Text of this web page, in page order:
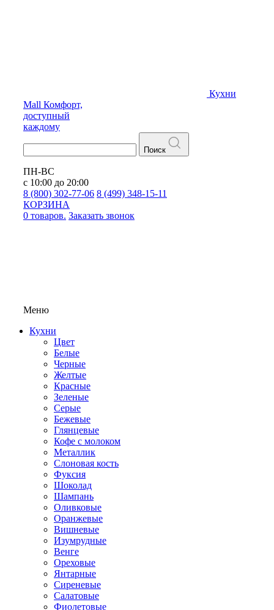
Кухни
Mall Комфорт,
доступный
каждому
Поиск
ПН-ВС
с 10:00 до 20:00
8 (800) 302-77-06 8 (499) 348-15-11
КОРЗИНА
0 товаров. Заказать звонок
Меню
Кухни
Цвет
Белые
Черные
Желтые
Красные
Зеленые
Серые
Бежевые
Глянцевые
Кофе с молоком
Металлик
Слоновая кость
Фуксия
Шоколад
Шампань
Оливковые
Оранжевые
Вишневые
Изумрудные
Венге
Ореховые
Янтарные
Сиреневые
Салатовые
Фиолетовые